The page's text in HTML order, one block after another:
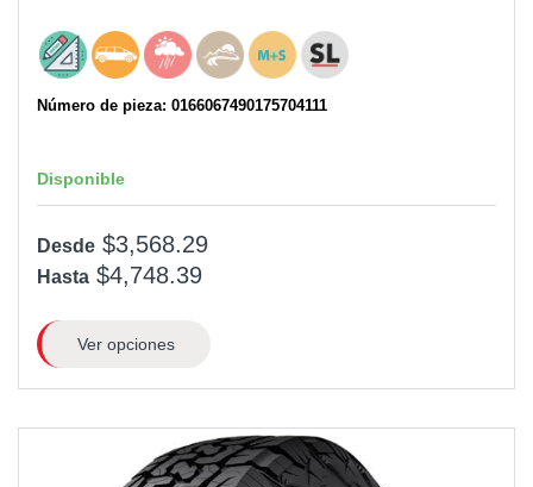
Número de pieza: 0166067490175704111
Disponible
Desde $3,568.29
Hasta $4,748.39
Ver opciones